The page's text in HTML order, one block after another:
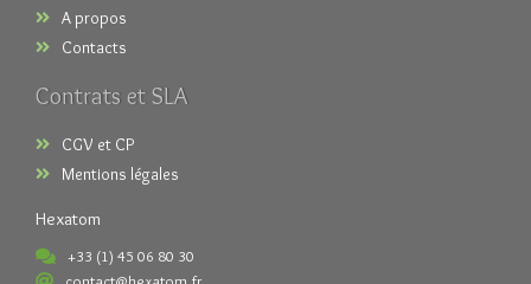
A propos
Contacts
Contrats et SLA
CGV et CP
Mentions légales
Hexatom
+33 (1) 45 06 80 30
contact@hexatom.fr